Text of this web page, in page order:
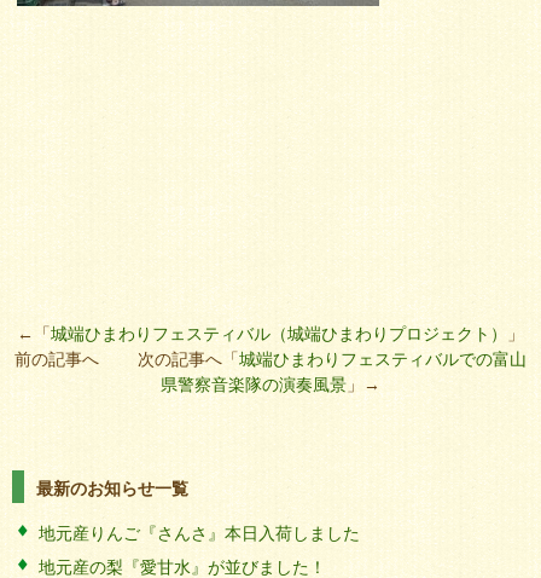
←「城端ひまわりフェスティバル（城端ひまわりプロジェクト） 」
前の記事へ 次の記事へ「城端ひまわりフェスティバルでの富山
県警察音楽隊の演奏風景」→
最新のお知らせ一覧
地元産りんご『さんさ』本日入荷しました
地元産の梨『愛甘水』が並びました！